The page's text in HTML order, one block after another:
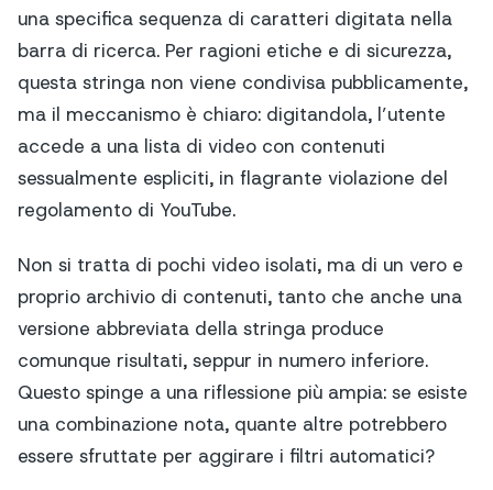
una specifica sequenza di caratteri digitata nella
barra di ricerca. Per ragioni etiche e di sicurezza,
questa stringa non viene condivisa pubblicamente,
ma il meccanismo è chiaro: digitandola, l’utente
accede a una lista di video con contenuti
sessualmente espliciti, in flagrante violazione del
regolamento di YouTube.
Non si tratta di pochi video isolati, ma di un vero e
proprio archivio di contenuti, tanto che anche una
versione abbreviata della stringa produce
comunque risultati, seppur in numero inferiore.
Questo spinge a una riflessione più ampia: se esiste
una combinazione nota, quante altre potrebbero
essere sfruttate per aggirare i filtri automatici?